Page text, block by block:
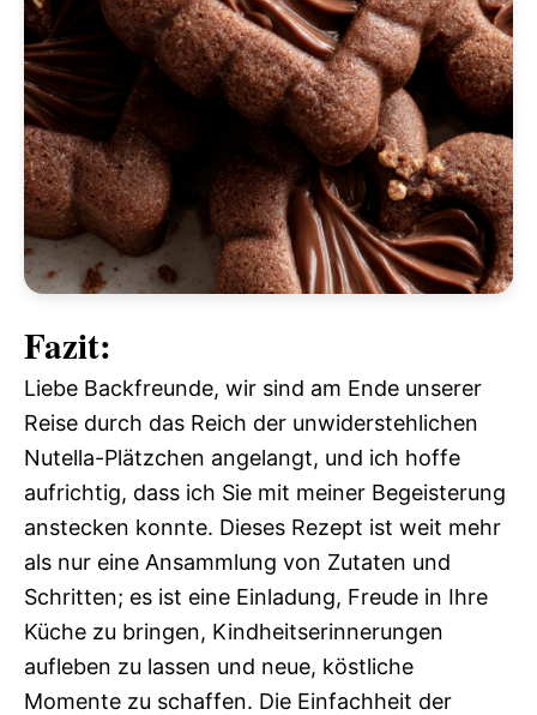
Fazit:
Liebe Backfreunde, wir sind am Ende unserer
Reise durch das Reich der unwiderstehlichen
Nutella-Plätzchen angelangt, und ich hoffe
aufrichtig, dass ich Sie mit meiner Begeisterung
anstecken konnte. Dieses Rezept ist weit mehr
als nur eine Ansammlung von Zutaten und
Schritten; es ist eine Einladung, Freude in Ihre
Küche zu bringen, Kindheitserinnerungen
aufleben zu lassen und neue, köstliche
Momente zu schaffen. Die Einfachheit der